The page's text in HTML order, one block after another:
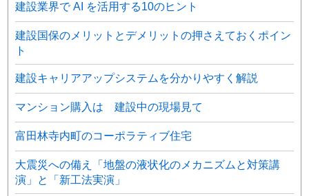
建設業界で AI を活用する10のヒント
建設国保のメリットとデメリットの押さえておくポイン
ト
建設キャリアアップシステムを分かりやすく解説
マンション購入は 建設中の現場見て
富田林寺内町のコーポラティブ住宅
大震災への備え「地盤の液状化のメカニズムと対策講
演」と「新工法実演」